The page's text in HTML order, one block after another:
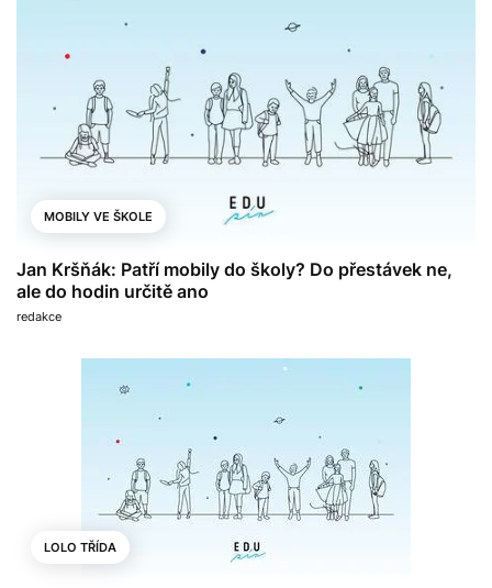
MOBILY VE ŠKOLE
Jan Kršňák: Patří mobily do školy? Do přestávek ne,
ale do hodin určitě ano
redakce
LOLO TŘÍDA